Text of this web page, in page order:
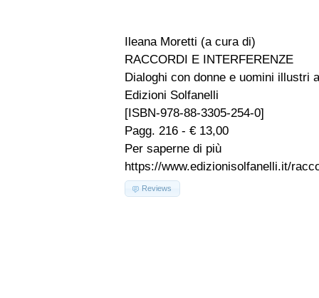
Ileana Moretti (a cura di)
RACCORDI E INTERFERENZE
Dialoghi con donne e uomini illustri
Edizioni Solfanelli
[ISBN-978-88-3305-254-0]
Pagg. 216 - € 13,00
Per saperne di più
https://www.edizionisolfanelli.it/
Reviews